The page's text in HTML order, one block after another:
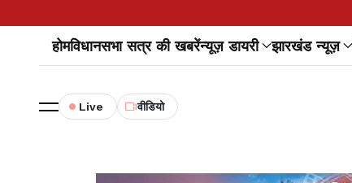
होमविधानसभा सत्र की खबरेंन्यूज़ डायरी झारखंड न्यूज़
Live वीडियो